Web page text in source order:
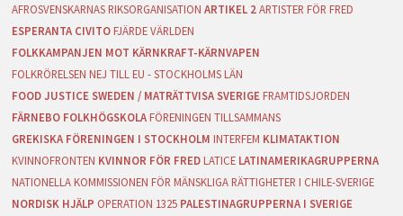
AFROSVENSKARNAS RIKSORGANISATION ARTIKEL 2 ARTISTER FÖR FRED
ESPERANTA CIVITO FJÄRDE VÄRLDEN
FOLKKAMPANJEN MOT KÄRNKRAFT-KÄRNVAPEN
FOLKRÖRELSEN NEJ TILL EU - STOCKHOLMS LÄN
FOOD JUSTICE SWEDEN / MATRÄTTVISA SVERIGE FRAMTIDSJORDEN
FÄRNEBO FOLKHÖGSKOLA FÖRENINGEN TILLSAMMANS
GREKISKA FÖRENINGEN I STOCKHOLM INTERFEM KLIMATAKTION
KVINNOFRONTEN KVINNOR FÖR FRED LATICE LATINAMERIKAGRUPPERNA
NATIONELLA KOMMISSIONEN FÖR MÄNSKLIGA RÄTTIGHETER I CHILE-SVERIGE
NORDISK HJÄLP OPERATION 1325 PALESTINAGRUPPERNA I SVERIGE